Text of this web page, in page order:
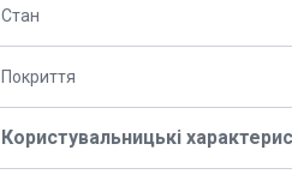
Стан
Покриття
Користувальницькі